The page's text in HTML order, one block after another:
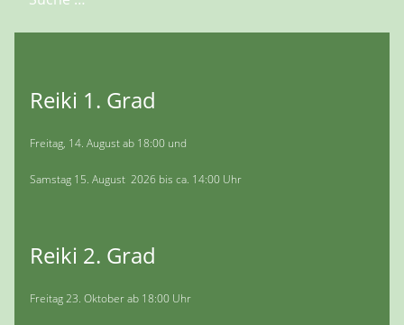
Reiki 1. Grad
Freitag, 14. August ab 18:00 und
Samstag 15. August 2026 bis ca. 14:00 Uhr
Reiki 2. Grad
Freitag 23. Oktober ab 18:00 Uhr